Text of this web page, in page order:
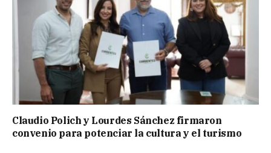
Claudio Polich y Lourdes Sánchez firmaron
convenio para potenciar la cultura y el turismo